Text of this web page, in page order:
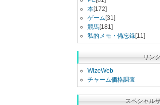
本[172]
ゲーム [31]
競馬[181]
私的メモ・備忘録[11]
リンク
WizeWeb
チャーム価格調査
スペシャル